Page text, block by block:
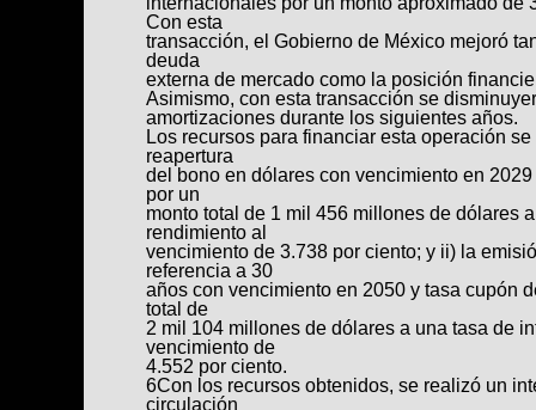
Con esta
transacción, el Gobierno de México mejoró
deuda
externa de mercado como la posición
Asimismo, con esta transacción se
amortizaciones durante los siguientes años.
Los recursos para financiar esta operación
reapertura
del bono en dólares con vencimiento en
por un
monto total de 1 mil 456 millones de dólares
rendimiento al
vencimiento de 3.738 por ciento; y ii) la
referencia a 30
años con vencimiento en 2050 y tasa cupón
total de
2 mil 104 millones de dólares a una tasa de
vencimiento de
4.552 por ciento.
6Con los recursos obtenidos, se realizó un
circulación